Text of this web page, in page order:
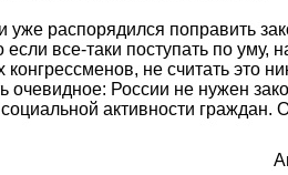
уже распорядился поправить
все-таки поступать по уму,
конгрессменов, не считать это
очевидное: России не нужен
активности граждан.